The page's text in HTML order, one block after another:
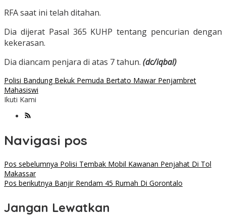
RFA saat ini telah ditahan.
Dia dijerat Pasal 365 KUHP tentang pencurian dengan
kekerasan.
Dia diancam penjara di atas 7 tahun. (dc/iqbal)
Polisi Bandung Bekuk Pemuda Bertato Mawar Penjambret
Mahasiswi
Ikuti Kami
Navigasi pos
Pos sebelumnya Polisi Tembak Mobil Kawanan Penjahat Di Tol
Makassar
Pos berikutnya Banjir Rendam 45 Rumah Di Gorontalo
Jangan Lewatkan